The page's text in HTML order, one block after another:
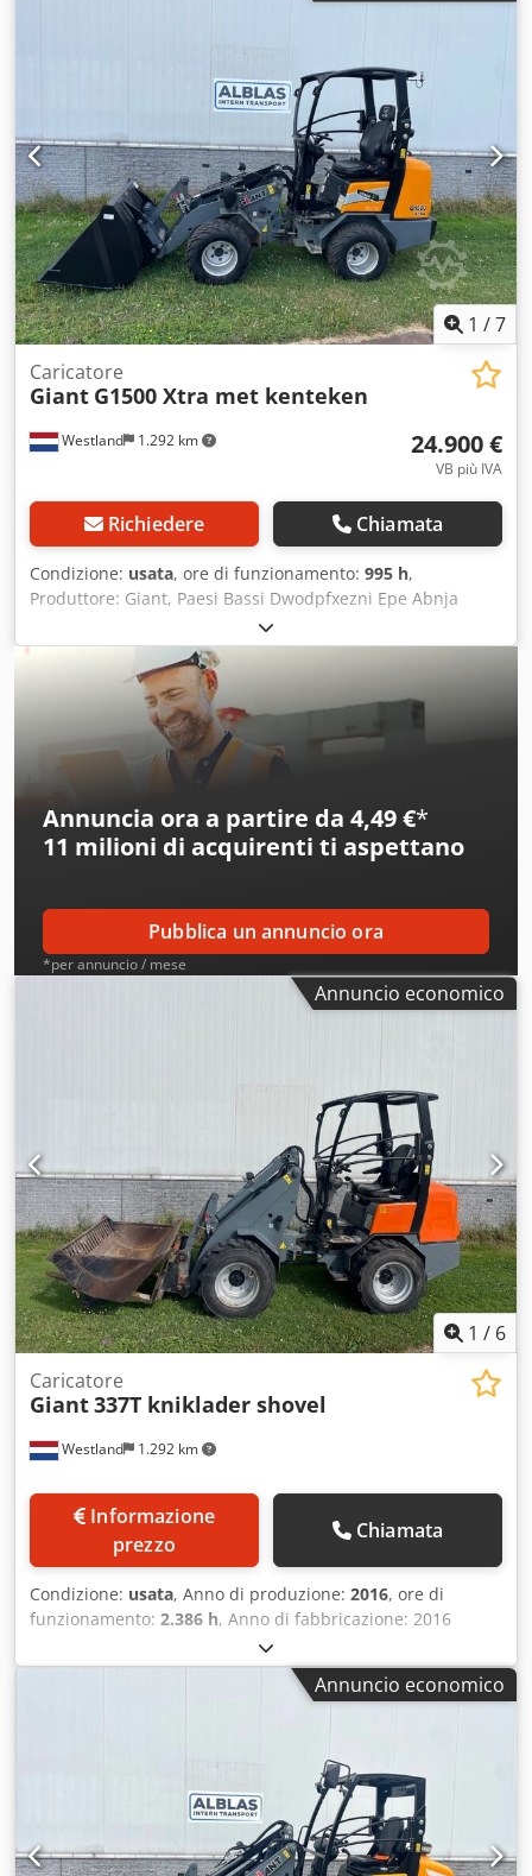
1 /7
Westland 1.292 km
Caricatore
Giant G1500 Xtra met kenteken
24.900 €
VB più IVA
Richiedere Chiamata
Condizione: usata, ore di funzionamento: 995 h,
Produttore: Giant, Paesi Bassi Dwodpfxezni Epe Abnja
Annuncia ora a partire da 4,49 €*
11 milioni di acquirenti ti aspettano
Pubblica un annuncio ora
*per annuncio / mese
Annuncio economico
1 / 6
Westland 1.292 km
Caricatore
Giant337T kniklader shovel
prezzo
Chiamata
Condizione: usata, Anno di produzione: 2016, ore di
funzionamento: 2.386 h, Anno di fabbricazione: 2016
Capacità di carico: 1.300 kg Prezzo: su richiesta Produttore:
Giant NL Dwedpfx Aszni Ecebnsa
Annuncio economico